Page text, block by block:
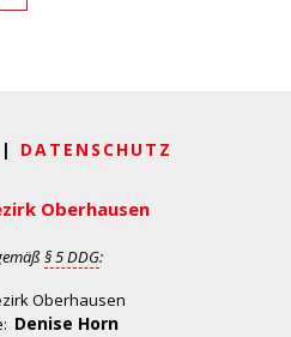
DATENSCHUTZ
Oberhausen
§ 5 DDG:
Oberhausen
Denise Horn